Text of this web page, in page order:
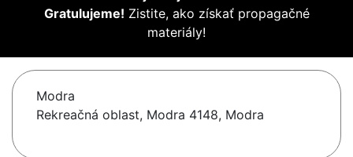
Gratulujeme! Zistite, ako získať propagačné
materiály!
Modra
Rekreačná oblast, Modra 4148, Modra